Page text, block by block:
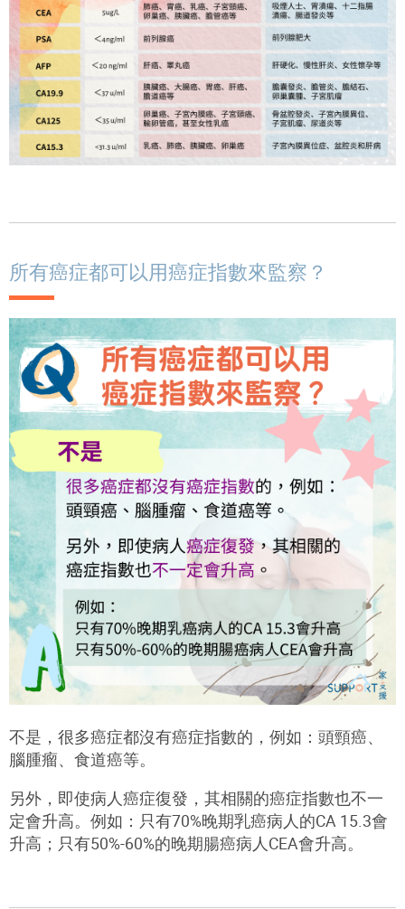
所有癌症都可以用癌症指數來監察？
不是，很多癌症都沒有癌症指數的，例如：頭頸癌、
腦腫瘤、食道癌等。
另外，即使病人癌症復發，其相關的癌症指數也不一
定會升高。例如：只有70%晚期乳癌病人的CA 15.3會
升高；只有50%-60%的晚期腸癌病人CEA會升高。